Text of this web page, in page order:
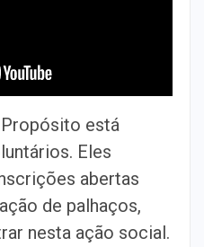
está
Eles
abertas
de palhaços,
nesta ação social.